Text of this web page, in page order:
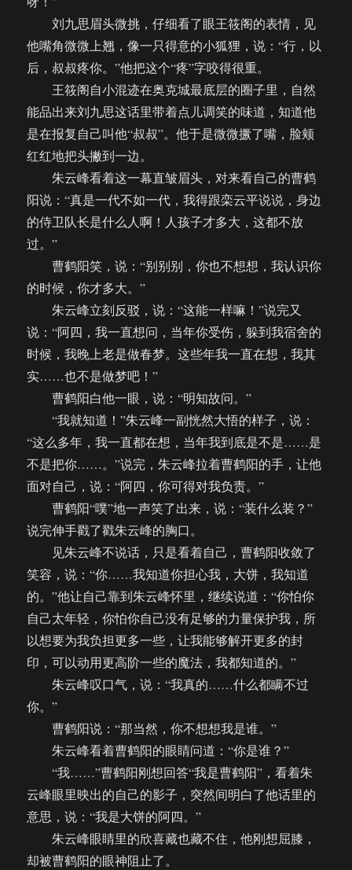
刘九思眉头微挑，仔细看了眼王筱阁的表情，见
他嘴角微微上翘，像一只得意的小狐狸，说：“行，以
后，叔叔疼你。”他把这个“疼”字咬得很重。
王筱阁自小混迹在奥克城最底层的圈子里，自然
能品出来刘九思这话里带着点儿调笑的味道，知道他
是在报复自己叫他“叔叔”。他于是微微撅了嘴，脸颊
红红地把头撇到一边。
朱云峰看着这一幕直皱眉头，对来看自己的曹鹤
阳说：“真是一代不如一代，我得跟栾云平说说，身边
的侍卫队长是什么人啊！人孩子才多大，这都不放
过。”
曹鹤阳笑，说：“别别别，你也不想想，我认识你
的时候，你才多大。”
朱云峰立刻反驳，说：“这能一样嘛！”说完又
说：“阿四，我一直想问，当年你受伤，躲到我宿舍的
时候，我晚上老是做春梦。这些年我一直在想，我其
实……也不是做梦吧！”
曹鹤阳白他一眼，说：“明知故问。”
“我就知道！”朱云峰一副恍然大悟的样子，说：
“这么多年，我一直都在想，当年我到底是不是……是
不是把你……。”说完，朱云峰拉着曹鹤阳的手，让他
面对自己，说：“阿四，你可得对我负责。”
曹鹤阳“噗”地一声笑了出来，说：“装什么装？”
说完伸手戳了戳朱云峰的胸口。
见朱云峰不说话，只是看着自己，曹鹤阳收敛了
笑容，说：“你……我知道你担心我，大饼，我知道
的。”他让自己靠到朱云峰怀里，继续说道：“你怕你
自己太年轻，你怕你自己没有足够的力量保护我，所
以想要为我负担更多一些，让我能够解开更多的封
印，可以动用更高阶一些的魔法，我都知道的。”
朱云峰叹口气，说：“我真的……什么都瞒不过
你。”
曹鹤阳说：“那当然，你不想想我是谁。”
朱云峰看着曹鹤阳的眼睛问道：“你是谁？”
“我……”曹鹤阳刚想回答“我是曹鹤阳”，看着朱
云峰眼里映出的自己的影子，突然间明白了他话里的
意思，说：“我是大饼的阿四。”
朱云峰眼睛里的欣喜藏也藏不住，他刚想屈膝，
却被曹鹤阳的眼神阻止了。